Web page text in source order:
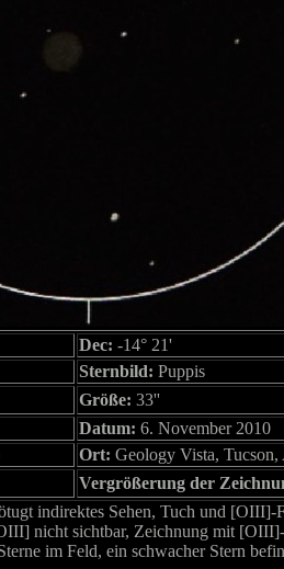
Dec: -14° 21'
Sternbild: Puppis
Größe: 33''
Datum: 6. November 2010
Ort: Geology Vista,
Vergrößerung der
indirektes Sehen, Tuch und [OIII]-
nicht sichtbar, Zeichnung mit
im Feld, ein schwacher Stern